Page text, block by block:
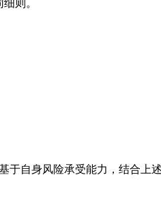
则。
于自身风险承受能力，结合上